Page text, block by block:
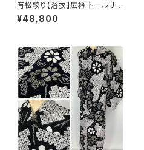
有松絞り【浴衣】広衿 トールサイ
ズ 鉄線 トンボ 綿 有松鳴海絞り
紫 黒 白 パステル 069
¥48,800